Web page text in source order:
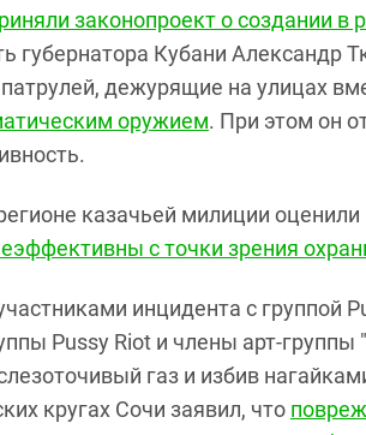
законопроект о создании в
губернатора Кубани Александр
дежурящие на улицах
оружием. При этом он
казачьей милиции
с точки зрения
инцидента с группой
Pussy Riot и члены арт-группы
газ и избив
кругах Сочи заявил, что